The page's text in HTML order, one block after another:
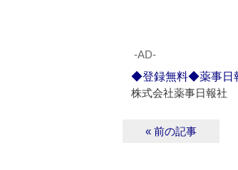
‐AD‐
◆登録無料◆薬事日
株式会社薬事日報社
« 前の記事